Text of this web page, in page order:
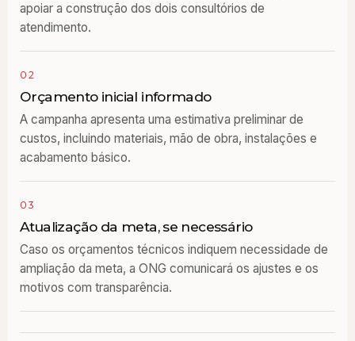
apoiar a construção dos dois consultórios de
atendimento.
02
Orçamento inicial informado
A campanha apresenta uma estimativa preliminar de
custos, incluindo materiais, mão de obra, instalações e
acabamento básico.
03
Atualização da meta, se necessário
Caso os orçamentos técnicos indiquem necessidade de
ampliação da meta, a ONG comunicará os ajustes e os
motivos com transparência.